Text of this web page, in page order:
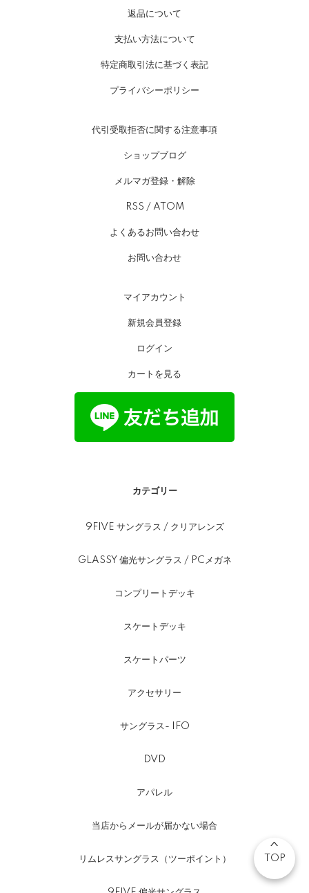
返品について
支払い方法について
特定商取引法に基づく表記
プライバシーポリシー
代引受取拒否に関する注意事項
ショップブログ
メルマガ登録・解除
RSS / ATOM
よくあるお問い合わせ
お問い合わせ
マイアカウント
新規会員登録
ログイン
カートを見る
カテゴリー
9FIVE サングラス / クリアレンズ
GLASSY 偏光サングラス / PCメガネ
コンプリートデッキ
スケートデッキ
スケートパーツ
アクセサリー
サングラス- IFO
DVD
アパレル
当店からメールが届かない場合
リムレスサングラス（ツーポイント） TOP